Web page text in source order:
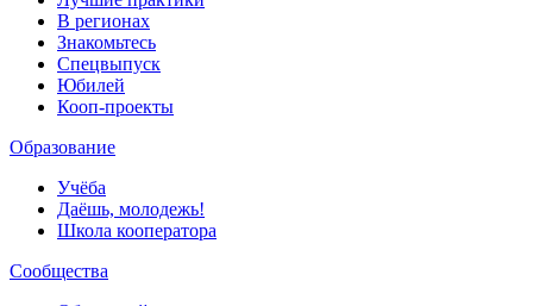
В регионах
Знакомьтесь
Спецвыпуск
Юбилей
Кооп-проекты
Образование
Учёба
Даёшь, молодежь!
Школа кооператора
Сообщества